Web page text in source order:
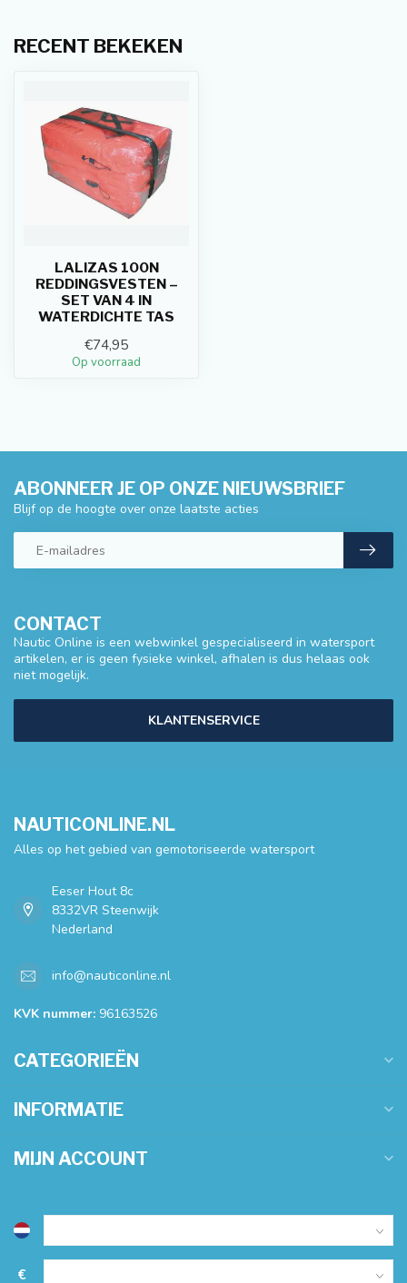
RECENT BEKEKEN
LALIZAS 100N
REDDINGSVESTEN –
SET VAN 4 IN
WATERDICHTE TAS
€74,95
Op voorraad
CONTACT
Nautic Online is een webwinkel gespecialiseerd in watersport
artikelen, er is geen fysieke winkel, afhalen is dus helaas ook
niet mogelijk.
KLANTENSERVICE
ABONNEER JE OP ONZE NIEUWSBRIEF
Blijf op de hoogte over onze laatste acties
NAUTICONLINE.NL
Alles op het gebied van gemotoriseerde watersport
Eeser Hout 8c
8332VR Steenwijk
Nederland
info@nauticonline.nl
KVK nummer: 96163526
CATEGORIEËN
INFORMATIE
MIJN ACCOUNT
€